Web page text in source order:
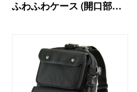
ふわふわケース (開口部ス